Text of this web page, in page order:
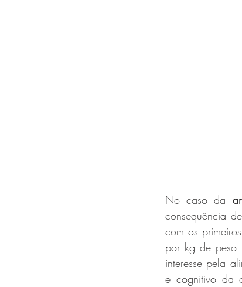
No caso da
consequência
com os
por kg de peso
interesse pela
e cognitivo da